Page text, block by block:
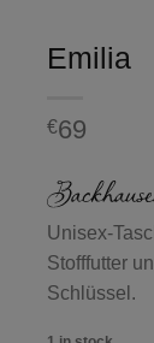
Emilia
€69
Unisex-
Stofffutter
Schlüssel.